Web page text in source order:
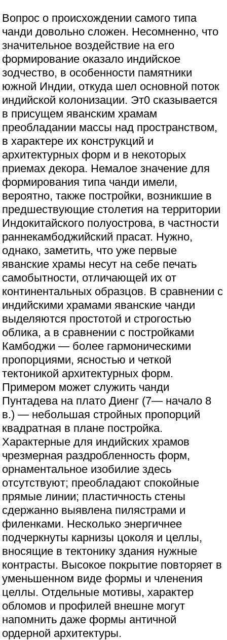
Вопрос о происхождении самого типа
чанди довольно сложен. Несомненно, что
значительное воздействие на его
формирование оказало индийское
зодчество, в особенности памятники
южной Индии, откуда шел основной поток
индийской колонизации. Эт0 сказывается
в присущем яванским храмам
преобладании массы над пространством,
в характере их конструкций и
архитектурных форм и в некоторых
приемах декора. Немалое значение для
формирования типа чанди имели,
вероятно, также постройки, возникшие в
предшествующие столетия на территории
Индокитайского полуострова, в частности
раннекамбоджийский прасат. Нужно,
однако, заметить, что уже первые
яванские храмы несут на себе печать
самобытности, отличающей их от
континентальных образцов. В сравнении с
индийскими храмами яванские чанди
выделяются простотой и строгостью
облика, а в сравнении с постройками
Камбоджи — более гармоническими
пропорциями, ясностью и четкой
тектоникой архитектурных форм.
Примером может служить чанди
Пунтадева на плато Диенг (7— начало 8
в.) — небольшая стройных пропорций
квадратная в плане постройка.
Характерные для индийских храмов
чрезмерная раздробленность форм,
орнаментальное изобилие здесь
отсутствуют; преобладают спокойные
прямые линии; пластичность стены
сдержанно выявлена пилястрами и
филенками. Несколько энергичнее
подчеркнуты карнизы цоколя и целлы,
вносящие в тектонику здания нужные
контрасты. Высокое покрытие повторяет в
уменьшенном виде формы и членения
целлы. Отдельные мотивы, характер
обломов и профилей внешне могут
напомнить даже формы античной
ордерной архитектуры.